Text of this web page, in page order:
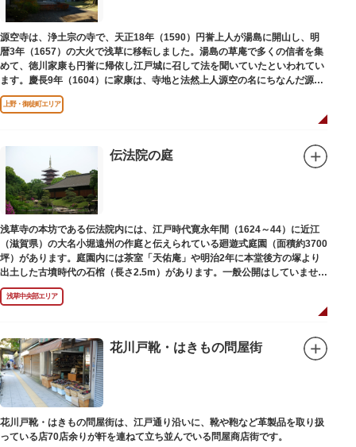
源空寺は、浄土宗の寺で、天正18年（1590）円誉上人が湯島に開山し、明
暦3年（1657）の大火で浅草に移転しました。湯島の草庵で多くの信者を集
めて、徳川家康も円誉に帰依し江戸城に召して法を聞いていたといわれてい
ます。慶長9年（1604）に家康は、寺地と法然上人源空の名にちなんだ源空
寺の号を円誉に与えました。
上野・御徒町エリア
伝法院の庭
浅草寺の本坊である伝法院内には、江戸時代寛永年間（1624～44）に近江
（滋賀県）の大名小堀遠州の作庭と伝えられている廻遊式庭園（面積約3700
坪）があります。庭園内には茶室「天佑庵」や明治2年に本堂後方の塚より
出土した古墳時代の石棺（長さ2.5m）があります。一般公開はしていません
が、不定期で特別公開されることがあります。
浅草中央部エリア
花川戸靴・はきもの問屋街
花川戸靴・はきもの問屋街は、江戸通り沿いに、靴や鞄など革製品を取り扱
っている店70店余りが軒を連ねて立ち並んでいる問屋商店街です。